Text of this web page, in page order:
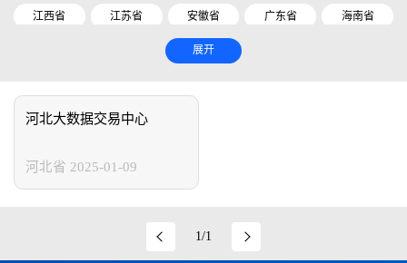
江西省 江苏省 安徽省 广东省 海南省
云南省
展开
河北大数据交易中心
河北省 2025-01-09
1/1